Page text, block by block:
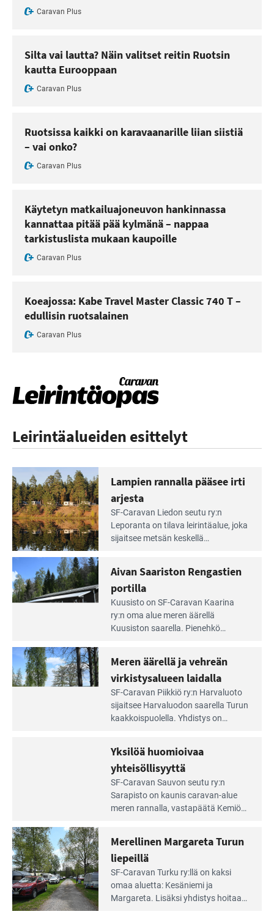
Caravan Plus
Silta vai lautta? Näin valitset reitin Ruotsin
kautta Eurooppaan
Caravan Plus
Ruotsissa kaikki on karavaanarille liian siistiä
– vai onko?
Caravan Plus
Käytetyn matkailuajoneuvon hankinnassa
kannattaa pitää pää kylmänä – nappaa
tarkistuslista mukaan kaupoille
Caravan Plus
Koeajossa: Kabe Travel Master Classic 740 T –
edullisin ruotsalainen
Caravan Plus
Leirintäalueiden esittelyt
Lue
Leirintäoppaan
artikkeli:
Lampien
rannalla
pääsee
irti
arjesta
Lampien rannalla pääsee irti
arjesta
SF-Caravan Liedon seutu ry:n
Leporanta on tilava leirintäalue, joka
sijaitsee metsän kes­kellä
tarjoaa ympäris­töineen kauniit
maisemat ja loistavat virkistäytymis­
mahdollisuudet.
Lue
Saariston
Rengastien
portilla
Aivan Saariston Rengastien
portilla
Kuusisto on SF-Caravan Kaarina
ry:n oma alue meren äärellä
Kuusiston saarella. Pie­nehkö
Meren äärellä ja vehreän
virkistysalueen laidalla
SF-Caravan Piikkiö ry:n Harvaluoto
sijait­see Harvaluodon saarella Turun
kaakkois­puolella. Yhdistys on
virkistysalueesta.
huomioivaa
yhteisöllisyyttä
Yksilöä huomioivaa
yhteisöllisyyttä
SF-Caravan Sauvon seutu ry:n
Sarapisto on kaunis caravan-alue
meren rannalla, vasta­päätä Kemiön
kymmenen paikkaa ilman sähköä.
Lue
Leirintäoppaan
artikkeli:
Merellinen
Merellinen Margareta Turun
liepeillä
SF-Caravan Turku ry:llä on kaksi
omaa aluet­ta: Kesäniemi ja
Margareta. Lisäksi yhdis­tys hoitaa